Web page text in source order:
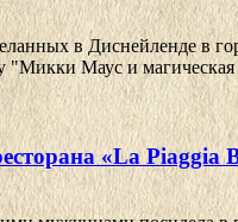
в Диснейленде в
Маус и магическая
«La Piaggia